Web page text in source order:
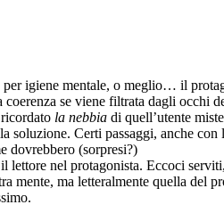
igiene mentale, o meglio… il
se viene filtrata dagli occhi
la nebbia di quell’utente
Certi passaggi, anche
dovrebbero (sorpresi?)
lettore nel protagonista. Eccoci
ma letteralmente quella del